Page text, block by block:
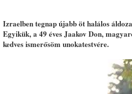
Izraelben tegnap újabb öt halálos
Egyikük, a 49 éves Jaakov Don,
kedves ismerősöm unokatestvére.